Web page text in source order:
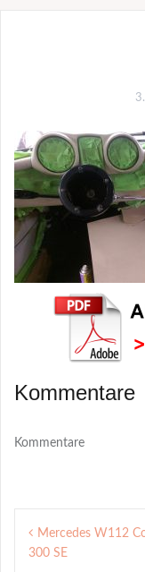
Kommentare
Kommentare
Post
navigation
Mercedes W112
300 SE